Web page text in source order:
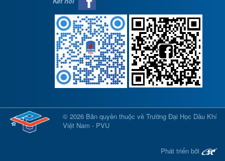
© 2026 Bản quyền thuộc về Trường Đại Học Dầu Khí
Việt Nam - PVU
Phát triển bởi